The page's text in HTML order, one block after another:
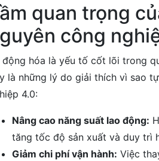
quan trọng
công
động hóa là yếu tố cốt lõi trong
là những lý do giải thích vì sao
4.0:
Nâng cao năng suất lao động:
tăng tốc độ sản xuất và duy trì
Giảm chi phí vận hành: Việc